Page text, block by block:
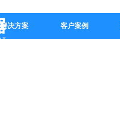
解决方案 客户案例